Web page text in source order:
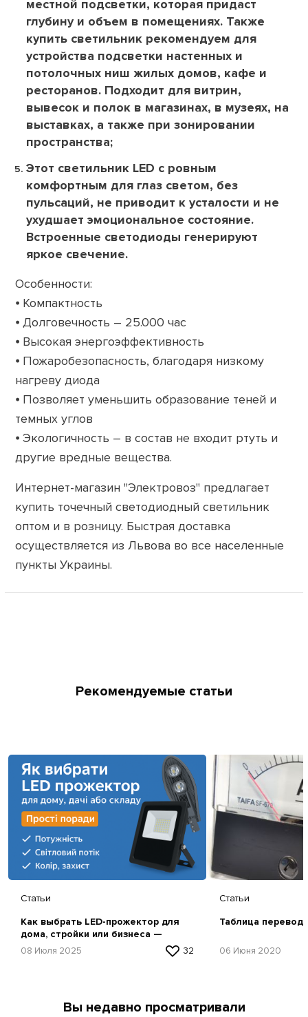
местной подсветки, которая придаст
глубину и объем в помещениях. Также
купить светильник рекомендуем для
устройства подсветки настенных и
потолочных ниш жилых домов, кафе и
ресторанов. Подходит для витрин,
вывесок и полок в магазинах, в музеях, на
выставках, а также при зонировании
пространства;
Этот светильник LED с ровным
комфортным для глаз светом, без
пульсаций, не приводит к усталости и не
ухудшает эмоциональное состояние.
Встроенные светодиоды генерируют
яркое свечение.
Особенности:
⦁ Компактность
⦁ Долговечность – 25.000 час
⦁ Высокая энергоэффективность
⦁ Пожаробезопасность, благодаря низкому
нагреву диода
⦁ Позволяет уменьшить образование теней и
темных углов
⦁ Экологичность – в состав не входит ртуть и
другие вредные вещества.
Интернет-магазин "Электровоз" предлагает
купить точечный светодиодный светильник
оптом и в розницу. Быстрая доставка
осуществляется из Львова во все населенные
пункты Украины.
Рекомендуемые статьи
Статьи
Как выбрать LED-прожектор для
дома, стройки или бизнеса —
простая инструкция
08 Июля 2025 32
Статьи
Таблица
06 Июня 2020
Вы недавно просматривали